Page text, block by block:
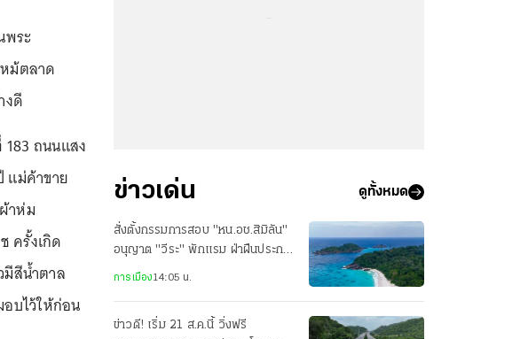
พระ
ม้ตลาด
งดี
183 ถนนแสง
แม่ค้าขาย
าห่ม
ครั้งเกิด
สีน้ำตาล
บไว้ให้ก่อน
ข่าวเด่น ดูทั้งหมด
สั่งตั้งกรรมการสอบ "หน.อช.สิมิลัน"
อนุญาต "วีระ" พักแรม ฝ่าฝืนประกา
ศกรมฯ
การเมือง14:05 น.
ข่าวดี! เริ่ม 21 ส.ค.นี้ วิ่งฟรี